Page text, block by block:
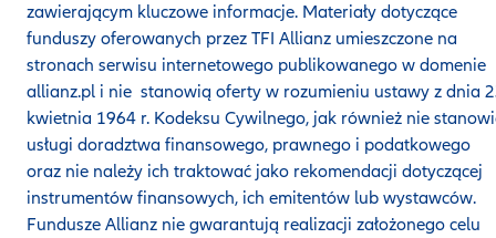
zawierającym kluczowe informacje. Materiały dotyczące
funduszy oferowanych przez TFI Allianz umieszczone na
stronach serwisu internetowego publikowanego w domenie
allianz.pl i nie stanowią oferty w rozumieniu ustawy z dnia
kwietnia 1964 r. Kodeksu Cywilnego, jak również nie
usługi doradztwa finansowego, prawnego i podatkowego
oraz nie należy ich traktować jako rekomendacji dotyczącej
instrumentów finansowych, ich emitentów lub wystawców.
Fundusze Allianz nie gwarantują realizacji założonego celu